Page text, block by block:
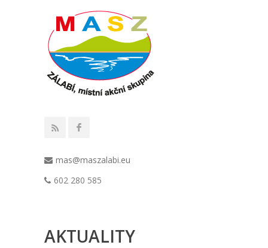
mas@maszalabi.eu
602 280 585
AKTUALITY